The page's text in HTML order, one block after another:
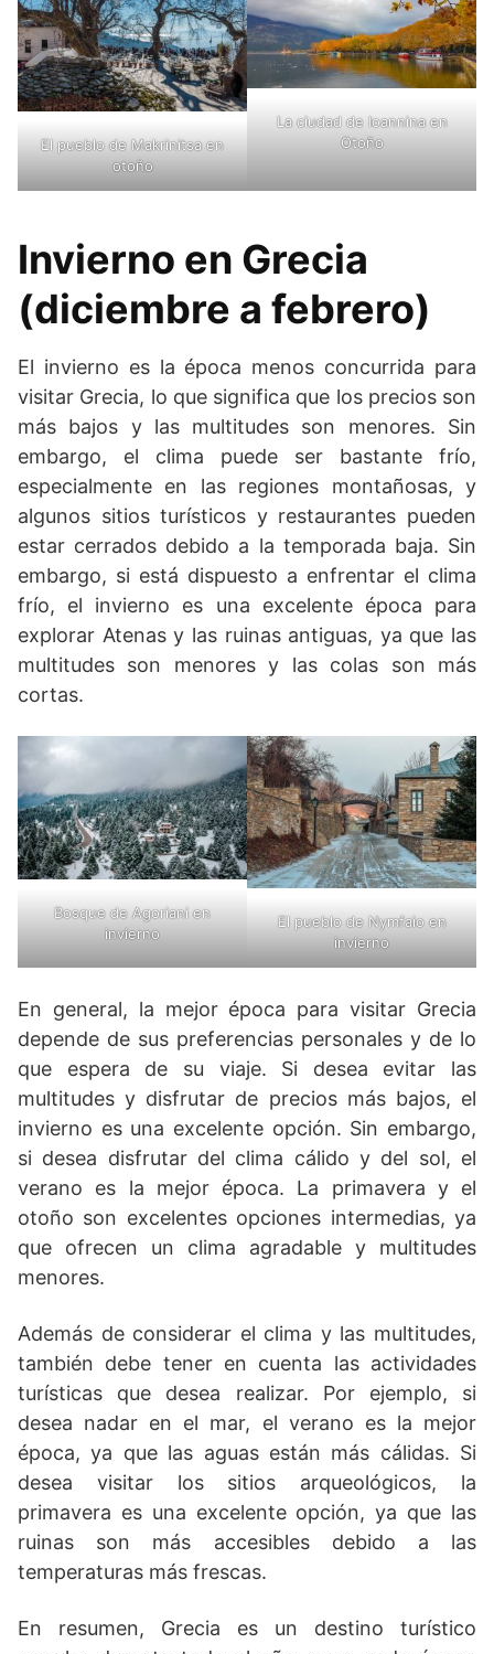
El pueblo de Makrinitsa en
otoño
La ciudad de Ioannina en
Otoño
Invierno en Grecia
(diciembre a febrero)
El invierno es la época menos concurrida para
visitar Grecia, lo que significa que los precios son
más bajos y las multitudes son menores. Sin
embargo, el clima puede ser bastante frío,
especialmente en las regiones montañosas, y
algunos sitios turísticos y restaurantes pueden
estar cerrados debido a la temporada baja. Sin
embargo, si está dispuesto a enfrentar el clima
frío, el invierno es una excelente época para
explorar Atenas y las ruinas antiguas, ya que las
multitudes son menores y las colas son más
cortas.
Bosque de Agoriani en
invierno
El pueblo de Nymfaio en
invierno
En general, la mejor época para visitar Grecia
depende de sus preferencias personales y de lo
que espera de su viaje. Si desea evitar las
multitudes y disfrutar de precios más bajos, el
invierno es una excelente opción. Sin embargo,
si desea disfrutar del clima cálido y del sol, el
verano es la mejor época. La primavera y el
otoño son excelentes opciones intermedias, ya
que ofrecen un clima agradable y multitudes
menores.
Además de considerar el clima y las multitudes,
también debe tener en cuenta las actividades
turísticas que desea realizar. Por ejemplo, si
desea nadar en el mar, el verano es la mejor
época, ya que las aguas están más cálidas. Si
desea visitar los sitios arqueológicos, la
primavera es una excelente opción, ya que las
ruinas son más accesibles debido a las
temperaturas más frescas.
En resumen, Grecia es un destino turístico